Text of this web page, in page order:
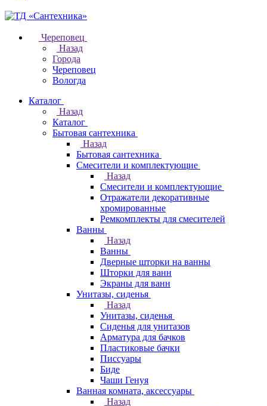
Череповец
Назад
Города
Череповец
Вологда
Каталог
Назад
Каталог
Бытовая сантехника
Назад
Бытовая сантехника
Смесители и комплектующие
Назад
Смесители и комплектующие
Отражатели декоративные
хромированные
Ремкомплекты для смесителей
Ванны
Назад
Ванны
Дверные шторки на ванны
Шторки для ванн
Экраны для ванн
Унитазы, сиденья
Назад
Унитазы, сиденья
Сиденья для унитазов
Арматура для бачков
Пластиковые бачки
Писсуары
Биде
Чаши Генуя
Ванная комната, аксессуары
Назад